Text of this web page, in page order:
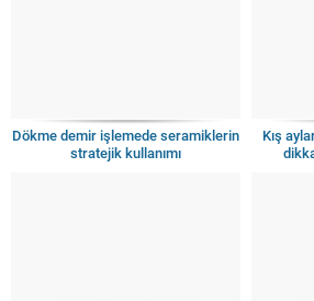
Dökme demir işlemede seramiklerin
stratejik kullanımı
Kış